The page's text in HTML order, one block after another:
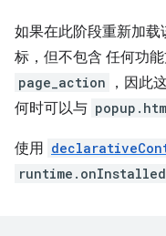
如果在此阶段重新加
标，但不包含 任何功
page_action
，因此
何时可以与
使用
runtime.onInstalled